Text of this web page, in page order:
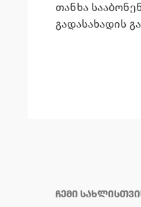
თანხა
გადასახადის
ᲩᲔᲛᲘ